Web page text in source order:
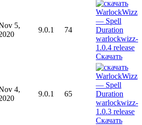
5,
9.0.1 74
Скачать
4,
9.0.1 65
Скачать